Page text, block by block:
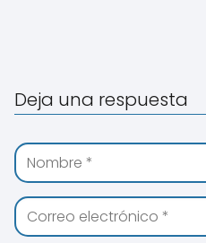
Deja una respuesta